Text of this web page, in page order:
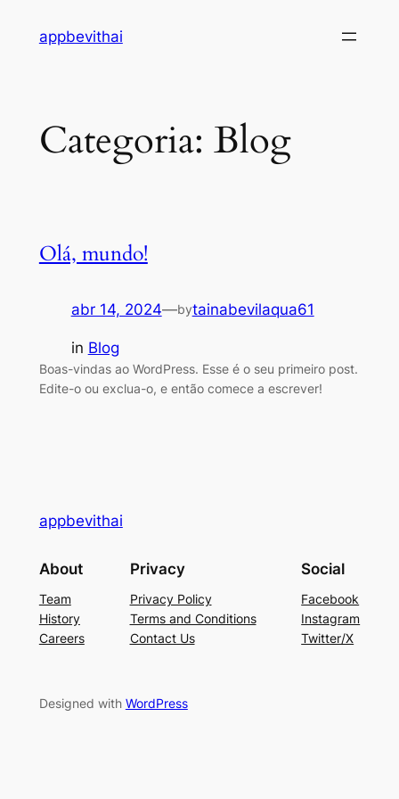
appbevithai
Categoria: Blog
Olá, mundo!
abr 14, 2024—bytainabevilaqua61
in Blog
Boas-vindas ao WordPress. Esse é o seu primeiro post.
Edite-o ou exclua-o, e então comece a escrever!
appbevithai
About
Team
History
Careers
Privacy
Privacy Policy
Terms and Conditions
Contact Us
Social
Facebook
Instagram
Twitter/X
Designed with WordPress